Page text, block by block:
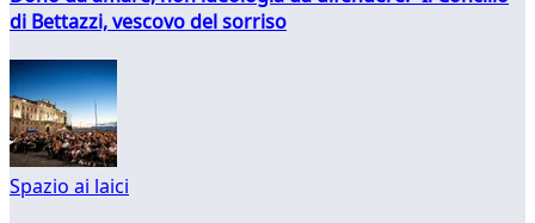
di Bettazzi, vescovo del sorriso
Spazio ai laici